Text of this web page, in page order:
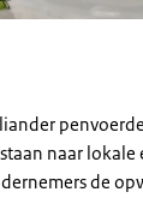
naar
de